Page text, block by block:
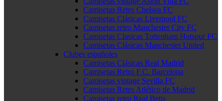
Camisetas Retro Chelsea FC
Camisetas Clásicas Liverpool FC
Camisetas retro Manchester City FC
Camisetas Clasicas Tottenham Hotspur FC
Camisetas Clásicas Manchester United
Clubes españoles
Camisetas Clásicas Real Madrid
Camisetas Retro F.C. Barcelona
Camisetas vintage Sevilla FC
Camisetas Retro Atlético de Madrid
Camisetas retro Real Betis